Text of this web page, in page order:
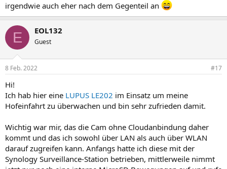
irgendwie auch eher nach dem Gegenteil an
E EOL132
Guest
8 Feb. 2022 #17
Hi!
Ich hab hier eine LUPUS LE202 im Einsatz um meine
Hofeinfahrt zu überwachen und bin sehr zufrieden damit.
Wichtig war mir, das die Cam ohne Cloudanbindung daher
kommt und das ich sowohl über LAN als auch über WLAN
darauf zugreifen kann. Anfangs hatte ich diese mit der
Synology Surveillance-Station betrieben, mittlerweile nimmt